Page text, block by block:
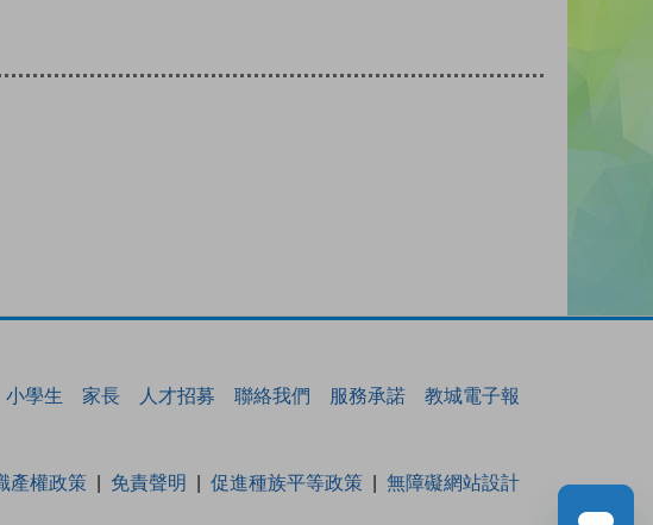
小學生 家長 人才招募 聯絡我們 服務承諾 教城電子報
產權政策 免責聲明 促進種族平等政策 無障礙網站設計